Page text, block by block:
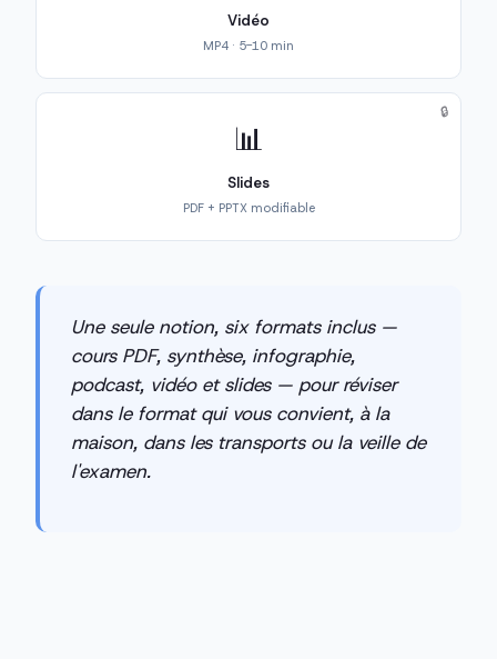
Vidéo
MP4 · 5-10 min
📊
Slides
PDF + PPTX modifiable
🔒
Une seule notion, six formats inclus —
cours PDF, synthèse, infographie,
podcast, vidéo et slides — pour réviser
dans le format qui vous convient, à la
maison, dans les transports ou la veille de
l'examen.